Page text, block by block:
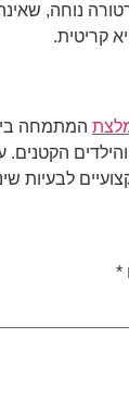
נוחה,
קריטית.
המתמחה
לבעיות
*